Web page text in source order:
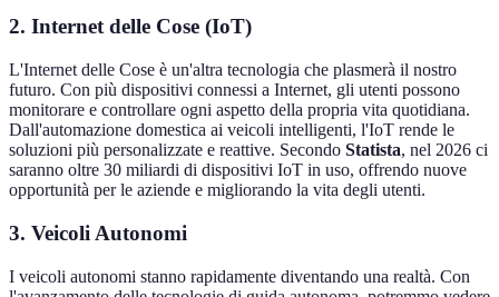
2. Internet delle Cose (IoT)
L'Internet delle Cose è un'altra tecnologia che plasmerà il nostro
futuro. Con più dispositivi connessi a Internet, gli utenti possono
monitorare e controllare ogni aspetto della propria vita quotidiana.
Dall'automazione domestica ai veicoli intelligenti, l'IoT rende le
soluzioni più personalizzate e reattive. Secondo Statista, nel 2026 ci
saranno oltre 30 miliardi di dispositivi IoT in uso, offrendo nuove
opportunità per le aziende e migliorando la vita degli utenti.
3. Veicoli Autonomi
I veicoli autonomi stanno rapidamente diventando una realtà. Con